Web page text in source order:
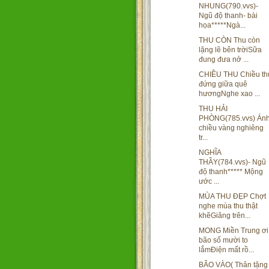
NHUNG(790.vvs)-
Ngũ độ thanh- bài
họa*****Ngà...
THU CÒN Thu còn
lặng lẽ bên trờiSữa
đung đưa nở ...
CHIỀU THU Chiều
đứng giữa quê
hươngNghe xao ...
THU HẢI
PHÒNG(785.vvs)
chiều vàng nghiêng
tr...
NGHĨA
THẦY(784.vvs)- Ngũ
độ thanh***** Mộng
ước ...
MÙA THU ĐẸP Chợt
nghe mùa thu thật
khẽGiăng trên...
MONG Miền Trung ơi
bão số mười to
lắmĐiện mất rồ...
BÃO VÀO( Thân tặng